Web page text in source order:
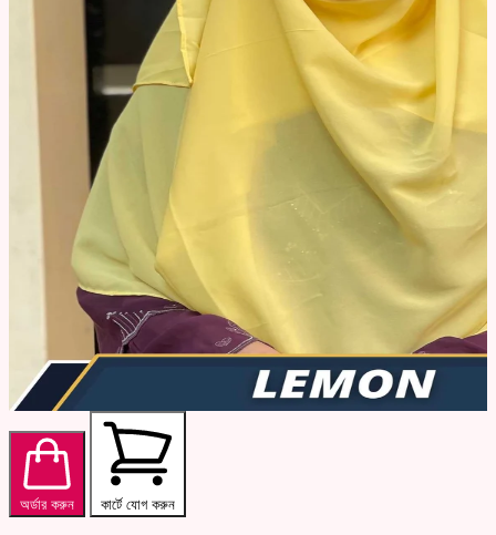
অর্ডার করুন কার্টে যোগ করুন